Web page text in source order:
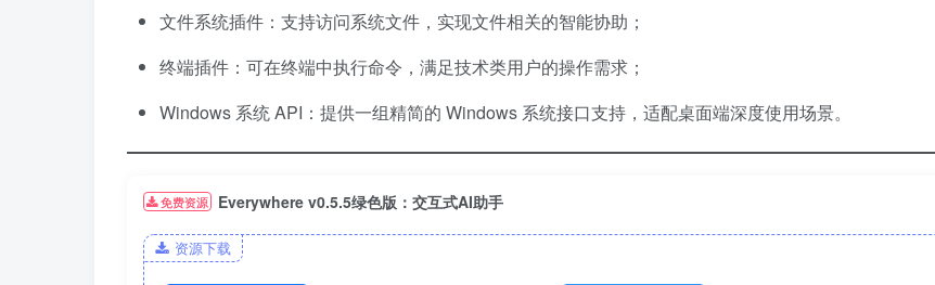
文件系统插件：支持访问系统文件，实现文件相关的智能协助；
终端插件：可在终端中执行命令，满足技术类用户的操作需求；
Windows 系统 API：提供一组精简的 Windows 系统接口支持，适配桌面端深度使用场景。
免费资源 Everywhere v0.5.5绿色版：交互式AI助手
资源下载